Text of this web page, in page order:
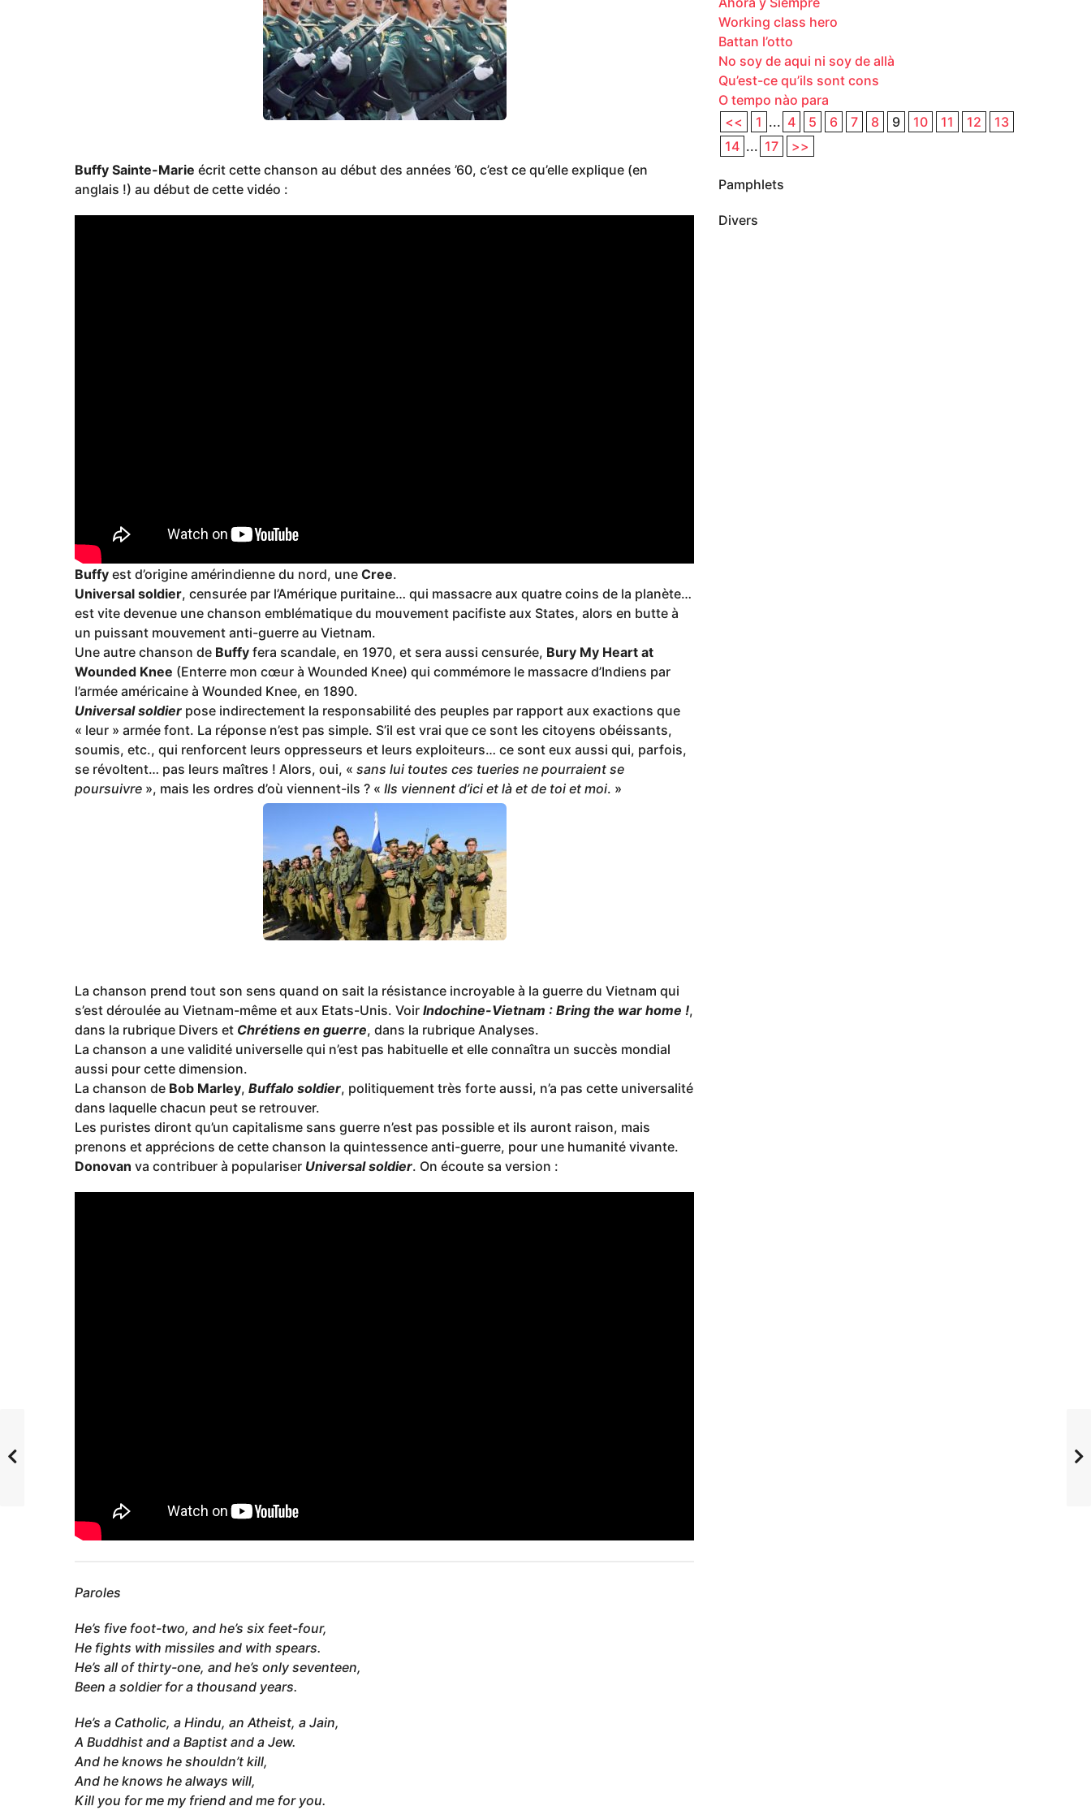
Buffy Sainte-Marie écrit cette chanson au début des années ’60, c’est ce qu’elle explique (en
anglais !) au début de cette vidéo :
Buffy est d’origine amérindienne du nord, une Cree.
Universal soldier, censurée par l’Amérique puritaine… qui massacre aux quatre coins de la planète…
est vite devenue une chanson emblématique du mouvement pacifiste aux States, alors en butte à
un puissant mouvement anti-guerre au Vietnam.
Une autre chanson de Buffy fera scandale, en 1970, et sera aussi censurée, Bury My Heart at
Wounded Knee (Enterre mon cœur à Wounded Knee) qui commémore le massacre d’Indiens par
l’armée américaine à Wounded Knee, en 1890.
Universal soldier pose indirectement la responsabilité des peuples par rapport aux exactions que
« leur » armée font. La réponse n’est pas simple. S’il est vrai que ce sont les citoyens obéissants,
soumis, etc., qui renforcent leurs oppresseurs et leurs exploiteurs… ce sont eux aussi qui, parfois,
se révoltent… pas leurs maîtres ! Alors, oui, « sans lui toutes ces tueries ne pourraient se
poursuivre », mais les ordres d’où viennent-ils ? « Ils viennent d’ici et là et de toi et moi. »
La chanson prend tout son sens quand on sait la résistance incroyable à la guerre du Vietnam qui
s’est déroulée au Vietnam-même et aux Etats-Unis. Voir Indochine-Vietnam : Bring the war home !,
dans la rubrique Divers et Chrétiens en guerre, dans la rubrique Analyses.
La chanson a une validité universelle qui n’est pas habituelle et elle connaîtra un succès mondial
aussi pour cette dimension.
La chanson de Bob Marley, Buffalo soldier, politiquement très forte aussi, n’a pas cette universalité
dans laquelle chacun peut se retrouver.
Les puristes diront qu’un capitalisme sans guerre n’est pas possible et ils auront raison, mais
prenons et apprécions de cette chanson la quintessence anti-guerre, pour une humanité vivante.
Donovan va contribuer à populariser Universal soldier. On écoute sa version :
Paroles
He’s five foot-two, and he’s six feet-four,
He fights with missiles and with spears.
He’s all of thirty-one, and he’s only seventeen,
Been a soldier for a thousand years.
He’s a Catholic, a Hindu, an Atheist, a Jain,
A Buddhist and a Baptist and a Jew.
And he knows he shouldn’t kill,
And he knows he always will,
Kill you for me my friend and me for you.
Working class hero
Battan l’otto
No soy de aqui ni soy de allà
Qu’est-ce qu’ils sont cons
O tempo nào para
<<
1 ... 4 5 6 7 8 9 10 11 12
13
14 ... 17 >>
Pamphlets
Divers